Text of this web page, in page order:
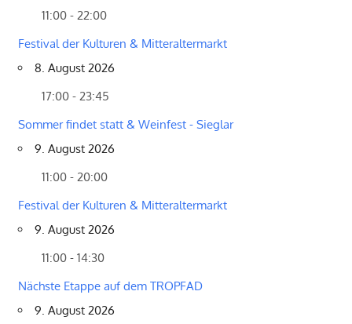
11:00 - 22:00
Festival der Kulturen & Mitteraltermarkt
8. August 2026
17:00 - 23:45
Sommer findet statt & Weinfest - Sieglar
9. August 2026
11:00 - 20:00
Festival der Kulturen & Mitteraltermarkt
9. August 2026
11:00 - 14:30
Nächste Etappe auf dem TROPFAD
9. August 2026